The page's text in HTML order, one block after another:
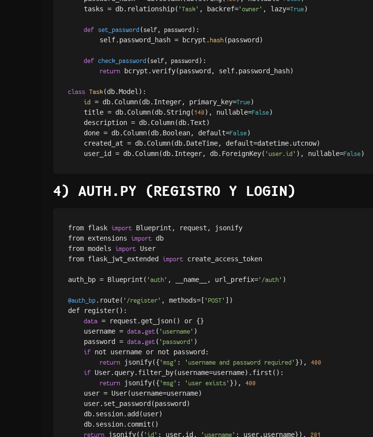
    tasks = db.relationship(
'Task' , backref='owner' , lazy=True)
def set_password ( self, password ):
        self.password_hash = bcrypt.
hash (password)
def check_password ( self, password ):
return bcrypt.verify(password, self.password_hash)
class Task (db.Model):
id = db.Column(db.Integer, primary_key=True)
    title = db.Column(db.String(
140 ), nullable=False)
    description = db.Column(db.Text)
    done = db.Column(db.Boolean, default=
False)
    created_at = db.Column(db.DateTime, default=datetime.utcnow)
    user_id = db.Column(db.Integer, db.ForeignKey(
'user.id' ), nullable=False
4) AUTH.PY (REGISTRO Y LOGIN)
from flask import Blueprint, request, jsonify
from extensions import db
from models import User
from flask_jwt_extended import create_access_token
auth_bp = Blueprint( 'auth' , __name__, url_prefix='/auth' )
@auth_bp .route( '/register' , methods=[ 'POST' ])
def register():
data = request.get_json() or {}
    username =
data . get ( 'username' )
    password =
data . get ( 'password' )
if not username or not password:
return jsonify({ 'msg' : 'username and password required' }), 400
if User.query.filter_by(username=username).first():
return jsonify({ 'msg' : 'user exists' }), 400
    user = User(username=username)
    user.set_password(password)
    db.session.add(user)
    db.session.commit()
return jsonify({ 'id' : user.id, 'username' : user.username}), 201